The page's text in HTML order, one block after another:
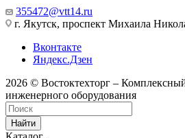
355472@vtt14.ru
г. Якутск, проспект Михаила
Вконтакте
Яндекс.Дзен
2026 © Востоктехторг –
инженерного оборудования
Найти